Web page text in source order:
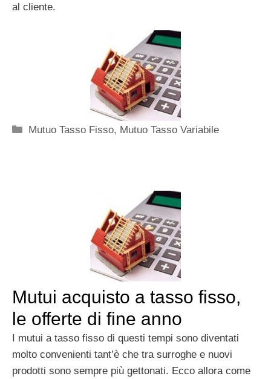
al cliente.
Categorie
Mutuo Tasso Fisso, Mutuo Tasso Variabile
Mutui acquisto a tasso fisso,
le offerte di fine anno
I mutui a tasso fisso di questi tempi sono diventati
molto convenienti tant’è che tra surroghe e nuovi
prodotti sono sempre più gettonati. Ecco allora come